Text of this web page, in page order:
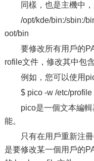
同樣，也是主機中
/opt/kde/bin:/sbin:/
oot/bin
要修改所有用戶的
rofile文件，修改其中包含
例如，您可以使用
$ pico -w /etc/profile
pico是一個文本編
能。
只有在用戶重新注
是要修改某一個用戶的